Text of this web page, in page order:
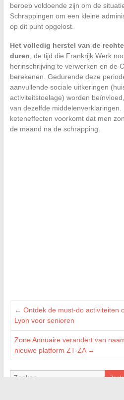
beroep voldoende zijn om de
Schrappingen om een kleine
op dit punt opgelost.
Het volledig herstel van de
duren , de tijd die Frankrijk Werk
herinschrijving te verwerken en de
berekenen. Gedurende deze
aanvullende sociale uitkeringen
activiteitstoelage) worden
van dezelfde
keteneffecten voorkomt dat men
de maand na de schrapping.
← Ontdek de must-do activiteiten
Lyon voor senioren
Zone Annuaire verandert van
nieuwe platform ZT-ZA →